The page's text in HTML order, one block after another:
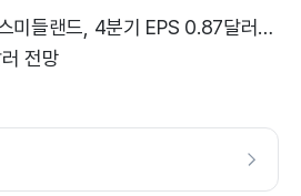
미들랜드, 4분기 EPS 0.87달러…
전망